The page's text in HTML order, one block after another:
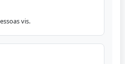
vis.